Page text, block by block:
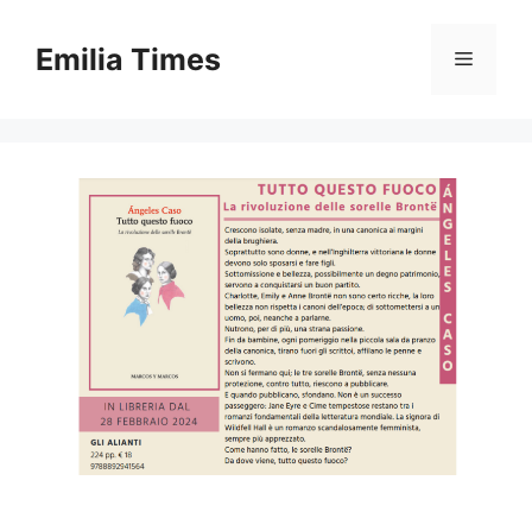
contentEmilia Times Menu